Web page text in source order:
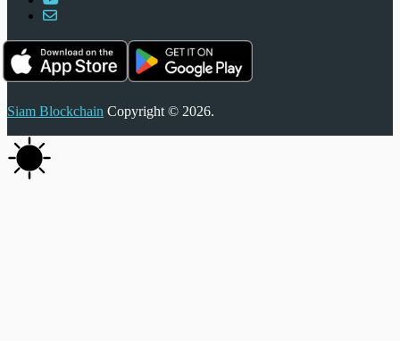
Siam Blockchain Copyright © 2026.